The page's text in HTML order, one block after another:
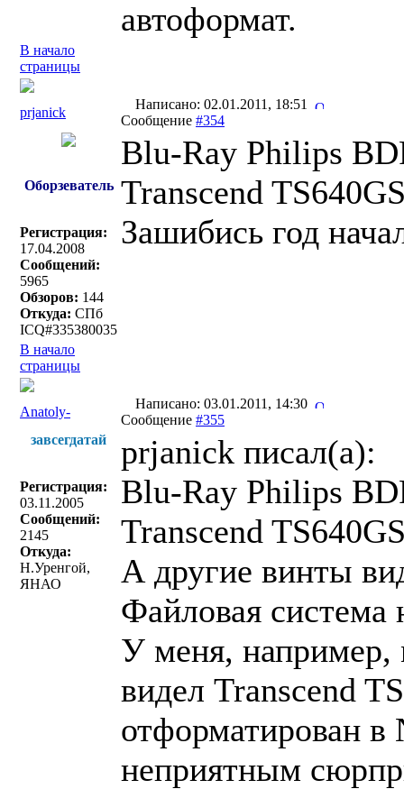
автоформат.
В начало
страницы
prjanick
Написано: 02.01.2011, 18:51
Сообщение #354
Оборзеватель
Регистрация:
17.04.2008
Сообщений:
5965
Обзоров: 144
Откуда: СПб
ICQ#335380035
Blu-Ray Philips
Transcend
Зашибись год
В начало
страницы
Anatoly-
Написано: 03.01.2011, 14:30
Сообщение #355
завсегдатай
Регистрация:
03.11.2005
Сообщений:
2145
Откуда:
Н.Уренгой,
ЯНАО
prjanick писал(a):
Blu-Ray Philips
Transcend
А другие винты
Файловая система
У меня, например,
видел Transcend
отформатирован в
неприятным